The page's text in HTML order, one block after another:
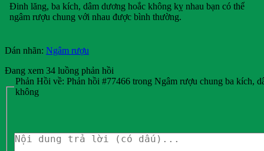
Đinh lăng, ba kích, dâm dương hoắc không kỵ nhau bạn có thể
ngâm rượu chung với nhau được bình thường.
Dán nhãn: Ngâm rượu
Đang xem 34 luồng phản hồi
Phản Hồi về: Phản hồi #77466 trong Ngâm rượu chung ba kích,
không